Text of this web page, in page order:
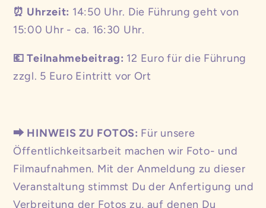
⏰ Uhrzeit: 14:50 Uhr. Die Führung geht von
15:00 Uhr - ca. 16:30 Uhr.
💶 Teilnahmebeitrag: 12 Euro für die Führung
zzgl. 5 Euro Eintritt vor Ort
⮕ HINWEIS ZU FOTOS: Für unsere
Öffentlichkeitsarbeit machen wir Foto- und
Filmaufnahmen. Mit der Anmeldung zu dieser
Veranstaltung stimmst Du der Anfertigung und
Verbreitung der Fotos zu, auf denen Du